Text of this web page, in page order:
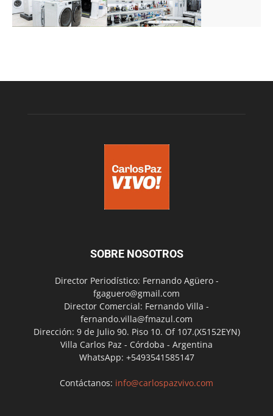
SOBRE NOSOTROS
Director Periodístico: Fernando Agüero -
fgaguero@gmail.com
Director Comercial: Fernando Villa -
fernando.villa@fmazul.com
Dirección: 9 de Julio 90. Piso 10. Of 107.(X5152EYN)
Villa Carlos Paz - Córdoba - Argentina
WhatsApp: +5493541585147
Contáctanos: info@carlospazvivo.com